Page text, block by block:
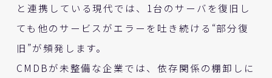
と連携している現代では、1台のサーバを復旧し
ても他のサービスがエラーを吐き続ける“部分復
旧”が頻発します。
CMDBが未整備な企業では、依存関係の棚卸しに